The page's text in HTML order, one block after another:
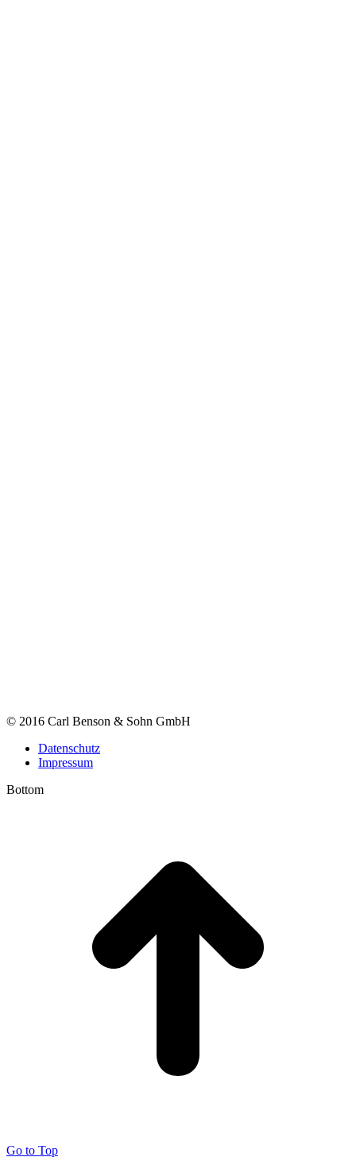
© 2016 Carl Benson & Sohn GmbH
Datenschutz
Impressum
Bottom
Go to Top